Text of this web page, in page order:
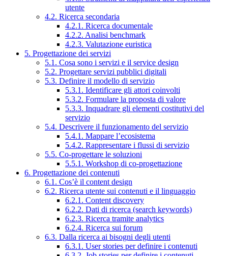
utente
4.2. Ricerca secondaria
4.2.1. Ricerca documentale
4.2.2. Analisi benchmark
4.2.3. Valutazione euristica
5. Progettazione dei servizi
5.1. Cosa sono i servizi e il service design
5.2. Progettare servizi pubblici digitali
5.3. Definire il modello di servizio
5.3.1. Identificare gli attori coinvolti
5.3.2. Formulare la proposta di valore
5.3.3. Inquadrare gli elementi costitutivi del
servizio
5.4. Descrivere il funzionamento del servizio
5.4.1. Mappare l’ecosistema
5.4.2. Rappresentare i flussi di servizio
5.5. Co-progettare le soluzioni
5.5.1. Workshop di co-progettazione
6. Progettazione dei contenuti
6.1. Cos’è il content design
6.2. Ricerca utente sui contenuti e il linguaggio
6.2.1. Content discovery
6.2.2. Dati di ricerca (search keywords)
6.2.3. Ricerca tramite analytics
6.2.4. Ricerca sui forum
6.3. Dalla ricerca ai bisogni degli utenti
6.3.1. User stories per definire i contenuti